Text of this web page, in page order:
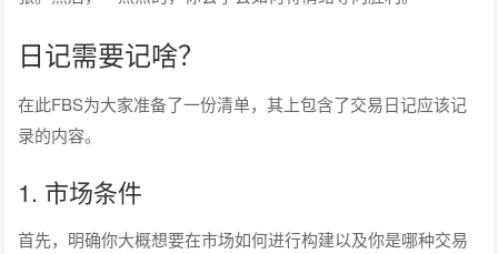
日记需要记啥？
在此FBS为大家准备了一份清单，其上包含了交易日记应该记
录的内容。
1. 市场条件
首先，明确你大概想要在市场如何进行构建以及你是哪种交易